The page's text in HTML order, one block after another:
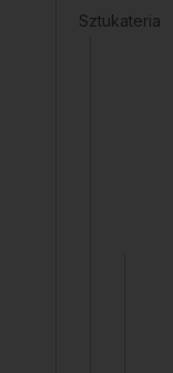
Sztukateria